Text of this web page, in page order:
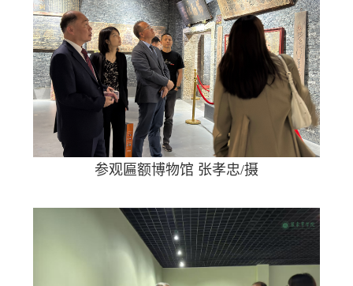
参观匾额博物馆 张孝忠/摄